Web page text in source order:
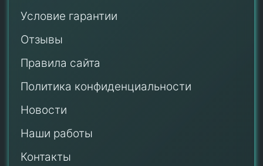
Условие гарантии
Отзывы
Правила сайта
Политика конфиденциальности
Новости
Наши работы
Контакты